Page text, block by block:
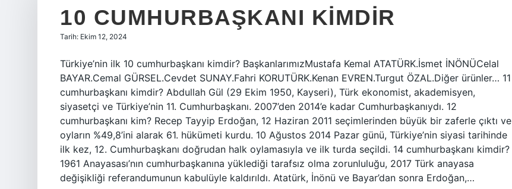
10 CUMHURBAŞKANI KIMDIR
Tarih: Ekim 12, 2024
Türkiye’nin ilk 10 cumhurbaşkanı kimdir? BaşkanlarımızMustafa Kemal ATATÜRK.İsmet İNÖNÜCelal
BAYAR.Cemal GÜRSEL.Cevdet SUNAY.Fahri KORUTÜRK.Kenan EVREN.Turgut ÖZAL.Diğer ürünler… 11
cumhurbaşkanı kimdir? Abdullah Gül (29 Ekim 1950, Kayseri), Türk ekonomist, akademisyen,
siyasetçi ve Türkiye’nin 11. Cumhurbaşkanı. 2007’den 2014’e kadar Cumhurbaşkanıydı. 12
cumhurbaşkanı kim? Recep Tayyip Erdoğan, 12 Haziran 2011 seçimlerinden büyük bir zaferle çıktı ve
oyların %49,8’ini alarak 61. hükümeti kurdu. 10 Ağustos 2014 Pazar günü, Türkiye’nin siyasi tarihinde
ilk kez, 12. Cumhurbaşkanı doğrudan halk oylamasıyla ve ilk turda seçildi. 14 cumhurbaşkanı kimdir?
1961 Anayasası’nın cumhurbaşkanına yüklediği tarafsız olma zorunluluğu, 2017 Türk anayasa
değişikliği referandumunun kabulüyle kaldırıldı. Atatürk, İnönü ve Bayar’dan sonra Erdoğan,…